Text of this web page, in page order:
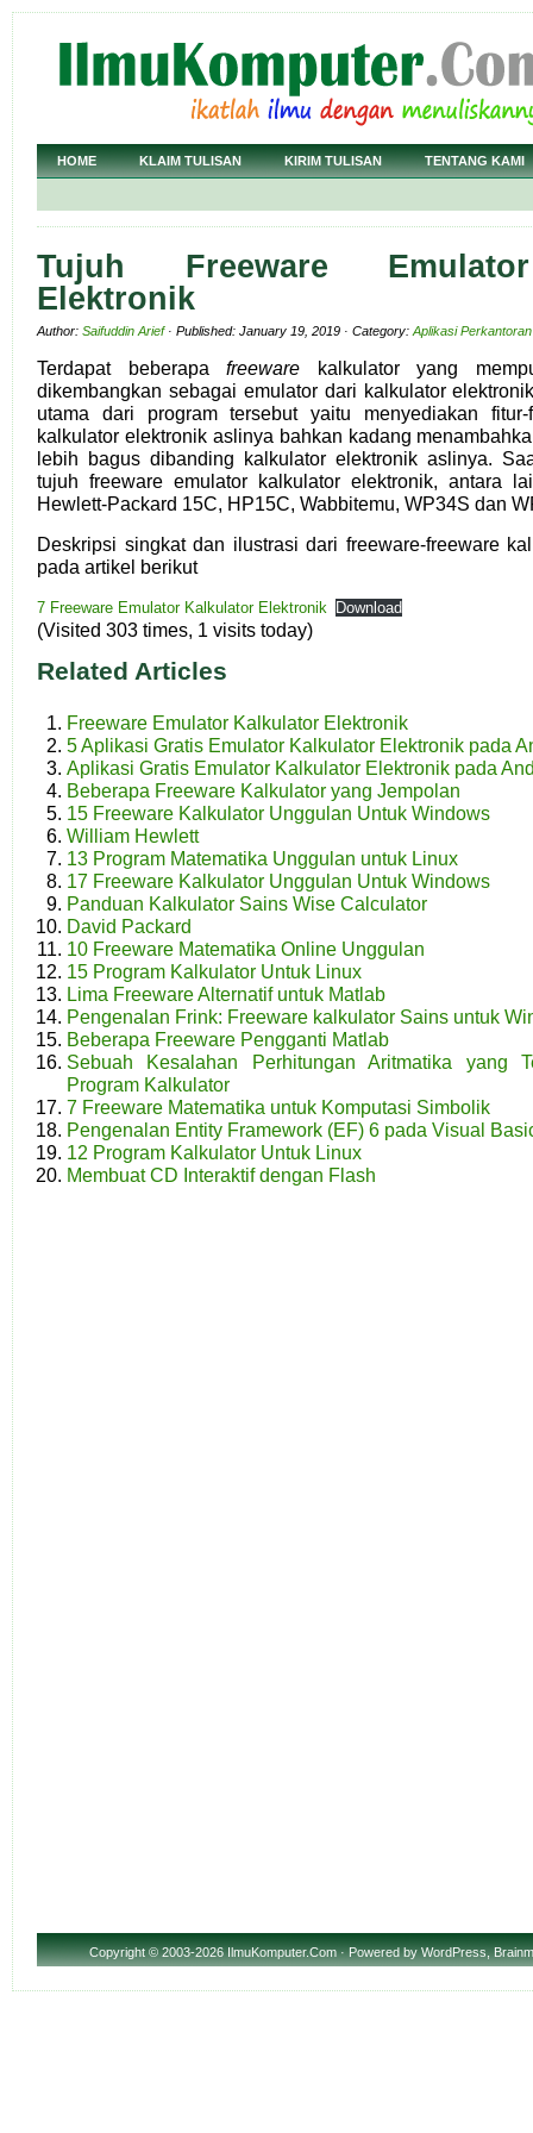
HOME KLAIM TULISAN KIRIM TULISAN TENTANG KAMI
Tujuh Freeware
Elektronik
Author: Saifuddin Arief· Published: January 19, 2019 · Category: Aplikasi
Terdapat beberapa freeware kalkulator yang
dikembangkan sebagai emulator dari kalkulator
utama dari program tersebut yaitu menyediakan
kalkulator elektronik aslinya bahkan kadang
lebih bagus dibanding kalkulator elektronik aslinya.
tujuh freeware emulator kalkulator elektronik, antara
Hewlett-Packard 15C, HP15C, Wabbitemu, WP34S dan
Deskripsi singkat dan ilustrasi dari freeware-freeware
pada artikel berikut
7 Freeware Emulator Kalkulator Elektronik Download
(Visited 303 times, 1 visits today)
Related Articles
Freeware Emulator Kalkulator Elektronik
5 Aplikasi Gratis Emulator Kalkulator Elektronik pada
Aplikasi Gratis Emulator Kalkulator Elektronik pada
Beberapa Freeware Kalkulator yang Jempolan
15 Freeware Kalkulator Unggulan Untuk Windows
William Hewlett
13 Program Matematika Unggulan untuk Linux
17 Freeware Kalkulator Unggulan Untuk Windows
Panduan Kalkulator Sains Wise Calculator
David Packard
10 Freeware Matematika Online Unggulan
15 Program Kalkulator Untuk Linux
Lima Freeware Alternatif untuk Matlab
Pengenalan Frink: Freeware kalkulator Sains untuk
Beberapa Freeware Pengganti Matlab
Sebuah Kesalahan Perhitungan Aritmatika yang
Program Kalkulator
7 Freeware Matematika untuk Komputasi Simbolik
Pengenalan Entity Framework (EF) 6 pada Visual
12 Program Kalkulator Untuk Linux
Membuat CD Interaktif dengan Flash
Copyright© 2003-2026 IlmuKomputer.Com · Powered byWordPress,